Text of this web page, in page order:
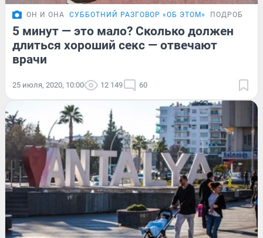
ОН И ОНА СУББОТНИЙ РАЗГОВОР «ОБ ЭТОМ»
5 минут — это мало? Сколько должен
длиться хороший секс — отвечают
врачи
25 июля, 2020, 10:00 12 149 60